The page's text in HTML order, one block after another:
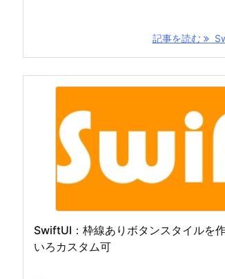
記事を読む
SwiftUI：枠線ありボタンスタイルを
いろカスタム可